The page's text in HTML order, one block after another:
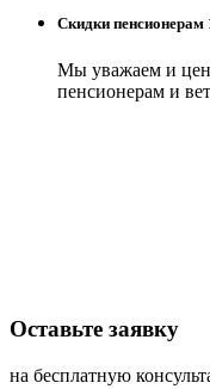
Скидки пенсионерам
Мы уважаем и
пенсионерам и
Оставьте заявку
на бесплатную